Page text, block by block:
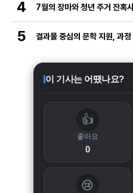
4 7월의 장마와 청년 주거 잔혹
5 결과물 중심의 문학 지원, 과
이 기사는 어땠나요?
👍
좋아요
0
😢